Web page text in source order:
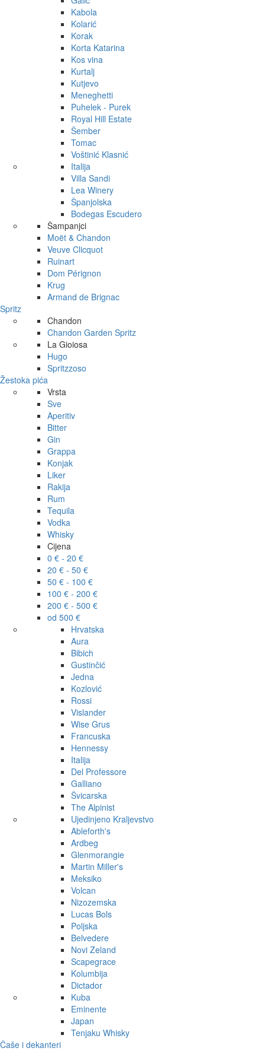
Kabola
Kolarić
Korak
Korta Katarina
Kos vina
Kurtalj
Kutjevo
Meneghetti
Puhelek - Purek
Royal Hill Estate
Šember
Tomac
Voštinić Klasnić
Italija
Villa Sandi
Lea Winery
Španjolska
Bodegas Escudero
Šampanjci
Moët & Chandon
Veuve Clicquot
Ruinart
Dom Pérignon
Krug
Armand de Brignac
Spritz
Chandon
Chandon Garden Spritz
La Gioiosa
Hugo
Spritzzoso
Žestoka pića
Vrsta
Sve
Aperitiv
Bitter
Gin
Grappa
Konjak
Liker
Rakija
Rum
Tequila
Vodka
Whisky
Cijena
0 € - 20 €
20 € - 50 €
50 € - 100 €
100 € - 200 €
200 € - 500 €
od 500 €
Hrvatska
Aura
Bibich
Gustinčić
Jedna
Kozlović
Rossi
Vislander
Wise Grus
Francuska
Hennessy
Italija
Del Professore
Galliano
Švicarska
The Alpinist
Ujedinjeno Kraljevstvo
Ableforth's
Ardbeg
Glenmorangie
Martin Miller's
Meksiko
Volcan
Nizozemska
Lucas Bols
Poljska
Belvedere
Novi Zeland
Scapegrace
Kolumbija
Dictador
Kuba
Eminente
Japan
Tenjaku Whisky
Čaše i dekanteri